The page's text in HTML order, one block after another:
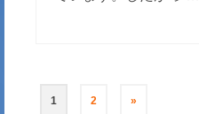
投
1 2 »